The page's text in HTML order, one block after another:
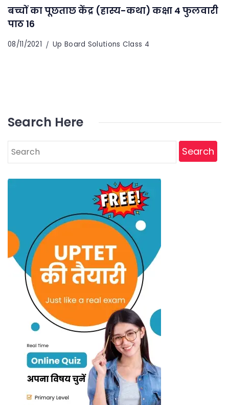
बच्चों का पूछताछ केंद्र (हास्य-कथा) कक्षा 4 फुलवारी
पाठ 16
08/11/2021 Up Board Solutions Class 4
Search Here
Search
for: